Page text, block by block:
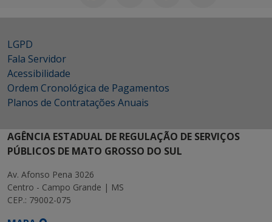
LGPD
Fala Servidor
Acessibilidade
Ordem Cronológica de Pagamentos
Planos de Contratações Anuais
AGÊNCIA ESTADUAL DE REGULAÇÃO DE SERVIÇOS
PÚBLICOS DE MATO GROSSO DO SUL
Av. Afonso Pena 3026
Centro - Campo Grande | MS
CEP.: 79002-075